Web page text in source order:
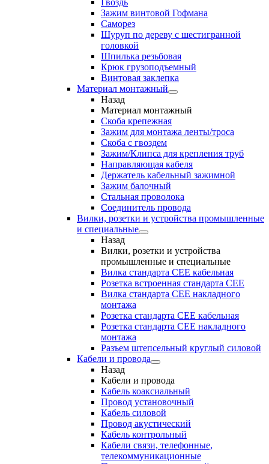
Гвоздь
Зажим винтовой Гофмана
Саморез
Шуруп по дереву с шестигранной
головкой
Шпилька резьбовая
Крюк грузоподъемный
Винтовая заклепка
Материал монтажный
Назад
Материал монтажный
Скоба крепежная
Зажим для монтажа ленты/троса
Скоба с гвоздем
Зажим/Клипса для крепления труб
Направляющая кабеля
Держатель кабельный зажимной
Зажим балочный
Стальная проволока
Соединитель провода
Вилки, розетки и устройства промышленные
и специальные
Назад
Вилки, розетки и устройства
промышленные и специальные
Вилка стандарта CEE кабельная
Розетка встроенная стандарта CEE
Вилка стандарта CEE накладного
монтажа
Розетка стандарта СЕЕ кабельная
Розетка стандарта СЕЕ накладного
монтажа
Разъем штепсельный круглый силовой
Кабели и провода
Назад
Кабели и провода
Кабель коаксиальный
Провод установочный
Кабель силовой
Провод акустический
Кабель контрольный
Кабели связи, телефонные,
телекоммуникационные